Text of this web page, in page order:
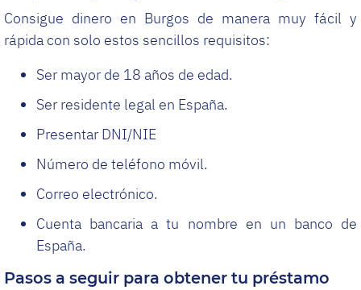
Consigue dinero en Burgos de manera muy fácil y
rápida con solo estos sencillos requisitos:
Ser mayor de 18 años de edad.
Ser residente legal en España.
Presentar DNI/NIE
Número de teléfono móvil.
Correo electrónico.
Cuenta bancaria a tu nombre en un banco de
España.
Pasos a seguir para obtener tu préstamo